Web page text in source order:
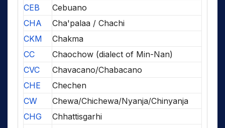
CEB
Cebuano
CHA
Cha'palaa / Chachi
CKM
Chakma
CC
Chaochow (dialect of Min-Nan)
CVC
Chavacano/Chabacano
CHE
Chechen
CW
Chewa/Chichewa/Nyanja/Chinyanja
CHG
Chhattisgarhi